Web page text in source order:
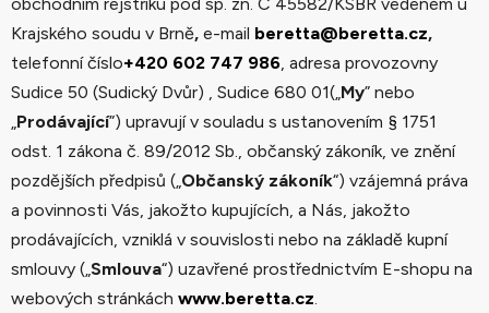
Krajského soudu v Brně, e-mail beretta@beretta.cz,
telefonní číslo+420 602 747 986 , adresa provozovny
Sudice 50 (Sudický Dvůr) , Sudice 680 01(„ My” nebo
Prodávající”) upravují v souladu s ustanovením § 1751
odst. 1 zákona č. 89/2012 Sb., občanský zákoník, ve znění
pozdějších předpisů („ Občanský zákoník“) vzájemná práva
a povinnosti Vás, jakožto kupujících, a Nás, jakožto
prodávajících, vzniklá v souvislosti nebo na základě kupní
smlouvy („ Smlouva“) uzavřené prostřednictvím E-shopu na
webových stránkách www.beretta.cz